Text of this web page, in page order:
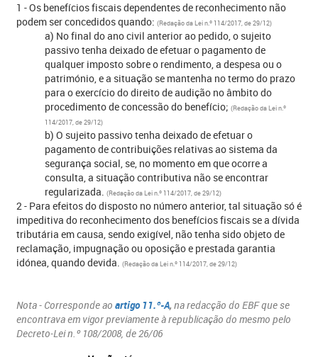
1 - Os benefícios fiscais dependentes de reconhecimento não
podem ser concedidos quando: (Redação da Lei n.º 114/2017, de 29/12)
a) No final do ano civil anterior ao pedido, o sujeito
passivo tenha deixado de efetuar o pagamento de
qualquer imposto sobre o rendimento, a despesa ou o
património, e a situação se mantenha no termo do prazo
para o exercício do direito de audição no âmbito do
procedimento de concessão do benefício; (Redação da Lei n.º
114/2017, de 29/12)
b) O sujeito passivo tenha deixado de efetuar o
pagamento de contribuições relativas ao sistema da
segurança social, se, no momento em que ocorre a
consulta, a situação contributiva não se encontrar
regularizada. (Redação da Lei n.º 114/2017, de 29/12)
2 - Para efeitos do disposto no número anterior, tal situação só é
impeditiva do reconhecimento dos benefícios fiscais se a dívida
tributária em causa, sendo exigível, não tenha sido objeto de
reclamação, impugnação ou oposição e prestada garantia
idónea, quando devida. (Redação da Lei n.º 114/2017, de 29/12)
Nota - Corresponde ao artigo 11.º-A,na redacção do EBF que se
encontrava em vigor previamente à republicação do mesmo pelo
Decreto-Lei n.º 108/2008, de 26/06